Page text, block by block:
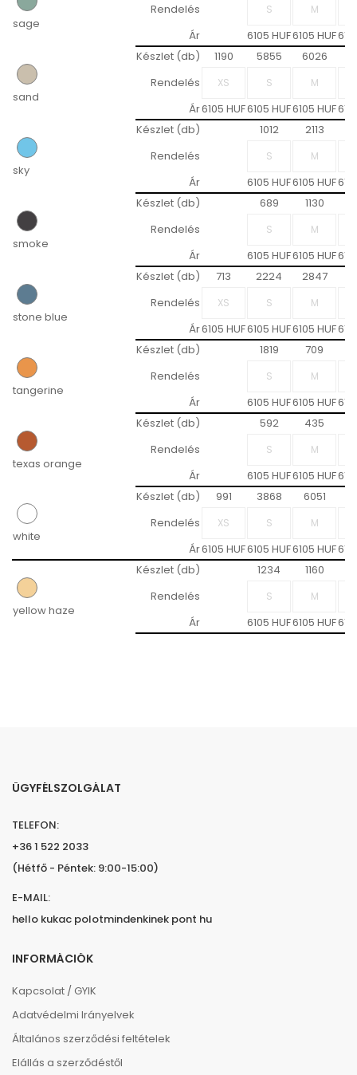
sage
Rendelés
Ár
6105 HUF6105 HUF
sand
Készlet (db) 1190 5855 6026
Rendelés
Ár6105 HUF6105 HUF6105 HUF
sky
Készlet (db) 1012 2113
Rendelés
Ár
6105 HUF6105 HUF
smoke
Készlet (db) 689 1130
Rendelés
Ár
6105 HUF6105 HUF
stone blue
Készlet (db) 713 2224 2847
Rendelés
Ár6105 HUF6105 HUF6105 HUF
tangerine
Készlet (db) 1819 709
Rendelés
Ár
6105 HUF6105 HUF
texas orange
Készlet (db) 592 435
Rendelés
Ár
6105 HUF6105 HUF
white
Készlet (db) 991 3868 6051
Rendelés
Ár6105 HUF6105 HUF6105 HUF
yellow haze
Készlet (db) 1234 1160
Rendelés
Ár
6105 HUF6105 HUF
ÜGYFÉLSZOLGÁLAT
TELEFON:
+36 1 522 2033
(Hétfő - Péntek: 9:00-15:00)
E-MAIL:
hello kukac polotmindenkinek pont hu
INFORMÁCIÓK
Kapcsolat / GYIK
Adatvédelmi Irányelvek
Általános szerződési feltételek
Elállás a szerződéstől